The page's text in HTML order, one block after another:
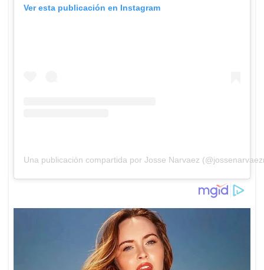
Ver esta publicación en Instagram
Una publicación compartida por Josse Narvaez